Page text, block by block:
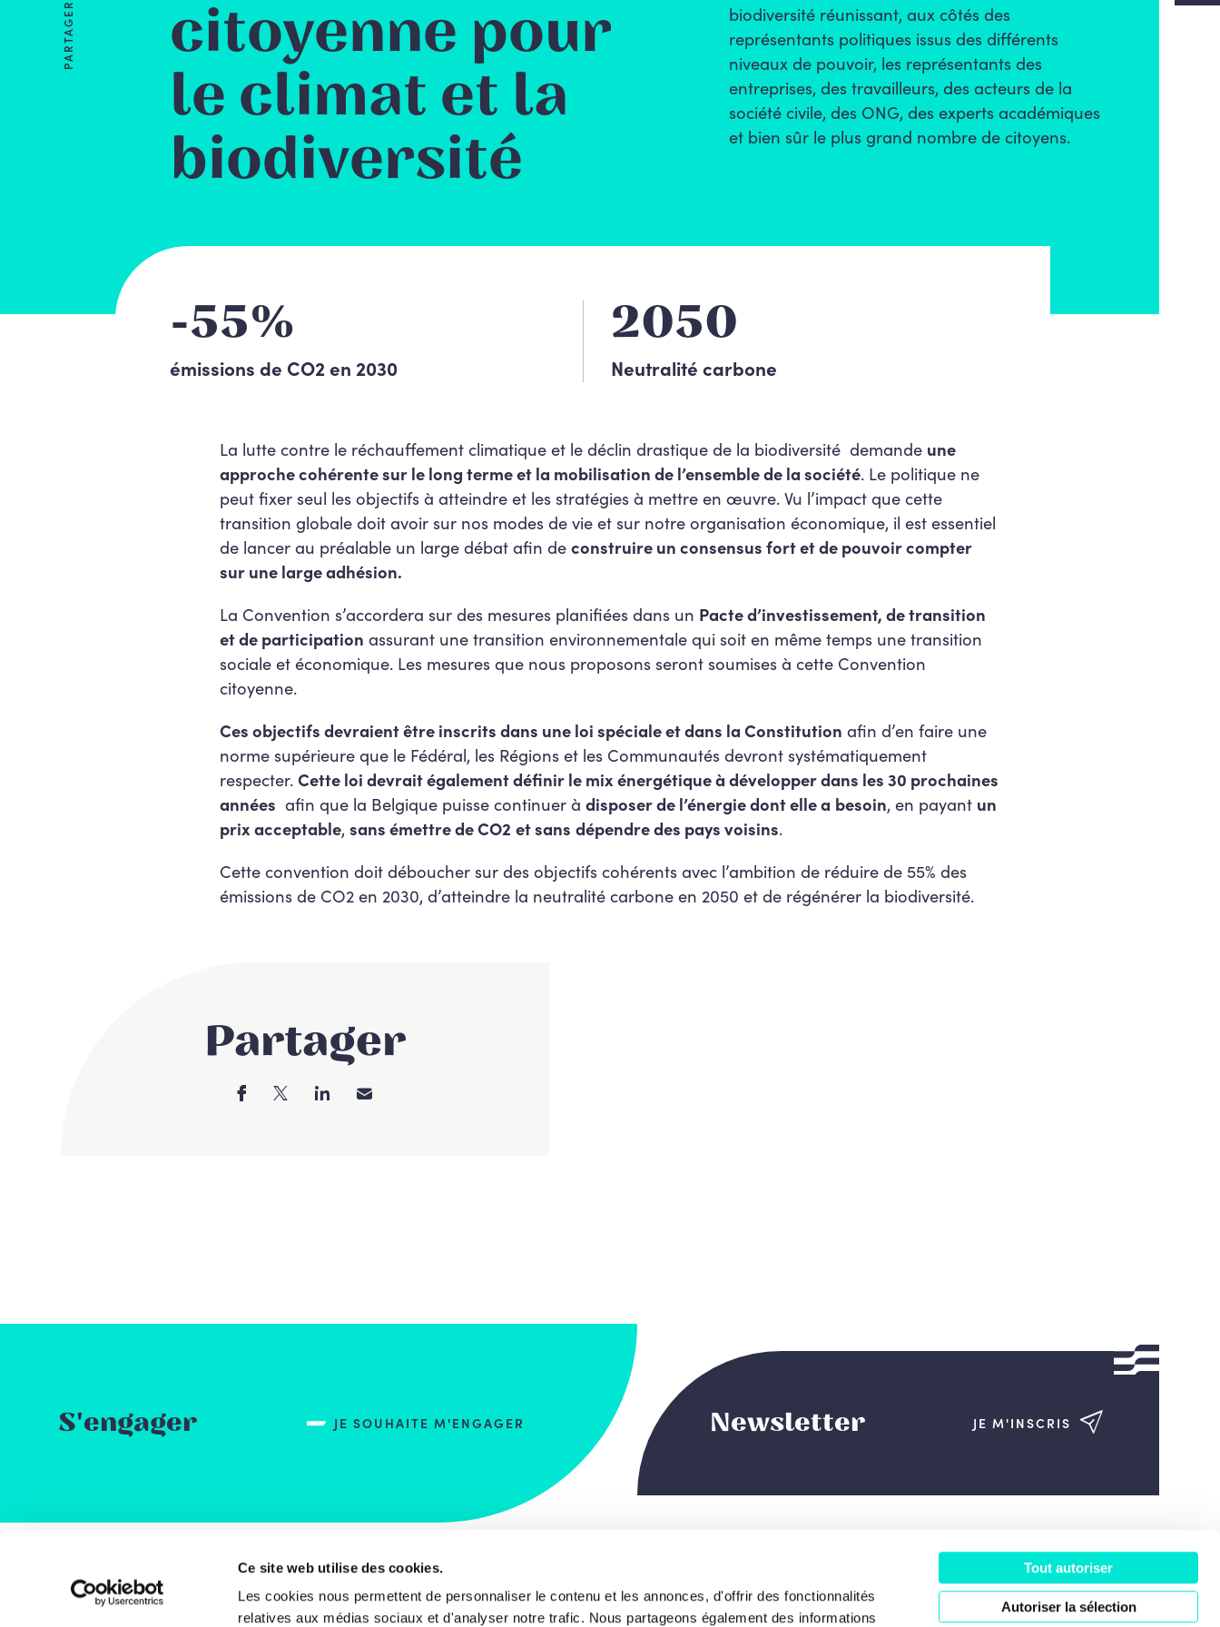
Ce site web utilise des cookies.
Les cookies nous permettent de personnaliser le contenu et les annonces, d'offrir des fonctionnalités
relatives aux médias sociaux et d'analyser notre trafic. Nous partageons également des informations
Tout autoriser
Autoriser la sélection
PARTAGER
citoyenne pour
le climat et la
biodiversité
biodiversité réunissant, aux côtés des
représentants politiques issus des différents
niveaux de pouvoir, les représentants des
entreprises, des travailleurs, des acteurs de la
société civile, des ONG, des experts académiques
et bien sûr le plus grand nombre de citoyens.
-55%
émissions de CO2 en 2030
2050
Neutralité carbone
La lutte contre le réchauffement climatique et le déclin drastique de la biodiversité demande une
approche cohérente sur le long terme et la mobilisation de l’ensemble de la société. Le politique ne
peut fixer seul les objectifs à atteindre et les stratégies à mettre en œuvre. Vu l’impact que cette
transition globale doit avoir sur nos modes de vie et sur notre organisation économique, il est essentiel
de lancer au préalable un large débat afin deconstruire un consensus fort et de pouvoir compter
sur une large adhésion.
La Convention s’accordera sur des mesures planifiées dans un Pacte d’investissement, de transition
et de participation assurant une transition environnementale qui soit en même temps une transition
sociale et économique. Les mesures que nous proposons seront soumises à cette Convention
citoyenne.
Ces objectifs devraient être inscrits dans une loi spéciale et dans la Constitution afin d’en faire une
norme supérieure que le Fédéral, les Régions et les Communautés devront systématiquement
respecter.Cette loi devrait également définir le mix énergétique à développer dans les 30 prochaines
années afin que la Belgique puisse continuer à disposer de l’énergie dont elle a besoin, en payant un
prix acceptable, sans émettre de CO2 et sans dépendre des pays voisins.
Cette convention doit déboucher sur des objectifs cohérents avec l’ambition de réduire de 55% des
émissions de CO2 en 2030, d’atteindre la neutralité carbone en 2050 et de régénérer la biodiversité.
Partager
S'engager JE SOUHAITE M'ENGAGER Newsletter JE M'INSCRIS
Rue du Commerce, 123
1000, Bruxelles
Notre projet de société